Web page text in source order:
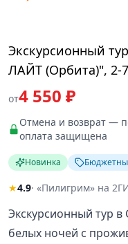
Экскурсионный
ЛАЙТ (Орбита)", 2-
от4 550 ₽
Отмена и возврат —
оплата защищена
Новинка
★4.9· «Пилигрим» на
Экскурсионный тур
белых ночей с